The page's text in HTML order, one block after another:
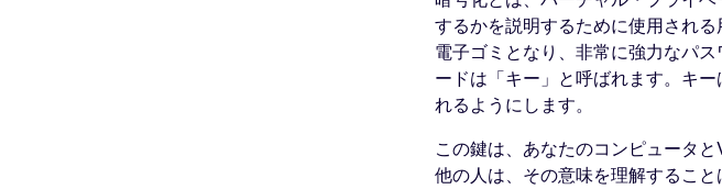
するかを説明するために使用され
電子ゴミとなり、非常に強力なパ
ードは「キー」と呼ばれます。キ
れるようにします。
この鍵は、あなたのコンピュータ
他の人は、その意味を理解するこ